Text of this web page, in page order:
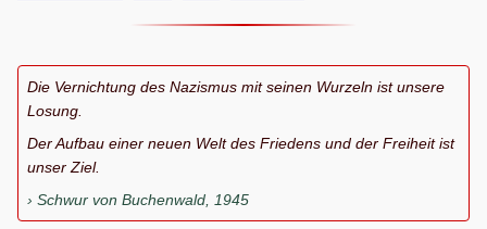
Die Vernichtung des Nazismus mit seinen Wurzeln ist unsere
Losung.
Der Aufbau einer neuen Welt des Friedens und der Freiheit ist
unser Ziel.
Schwur von Buchenwald, 1945